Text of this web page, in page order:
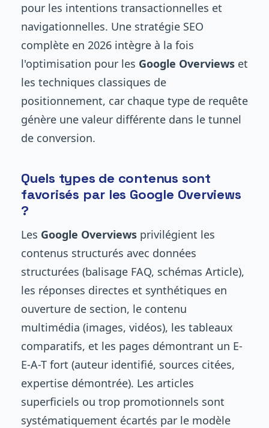
pour les intentions transactionnelles et
navigationnelles. Une stratégie SEO
complète en 2026 intègre à la fois
l'optimisation pour les Google Overviews et
les techniques classiques de
positionnement, car chaque type de requête
génère une valeur différente dans le tunnel
de conversion.
Quels types de contenus sont
favorisés par les Google Overviews
?
Les Google Overviews privilégient les
contenus structurés avec données
structurées (balisage FAQ, schémas Article),
les réponses directes et synthétiques en
ouverture de section, le contenu
multimédia (images, vidéos), les tableaux
comparatifs, et les pages démontrant un E-
E-A-T fort (auteur identifié, sources citées,
expertise démontrée). Les articles
superficiels ou trop promotionnels sont
systématiquement écartés par le modèle